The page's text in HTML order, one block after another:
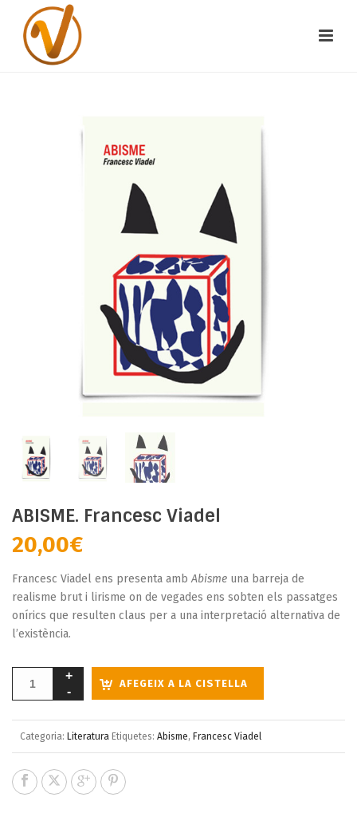
ABISME. Francesc Viadel
20,00€
Francesc Viadel ens presenta ambAbisme una barreja de
realisme brut i lirisme on de vegades ens sobten els passatges
onírics que resulten claus per a una interpretació alternativa de
l’existència.
AFEGEIX A LA CISTELLA
Categoria: Literatura Etiquetes: Abisme, Francesc Viadel